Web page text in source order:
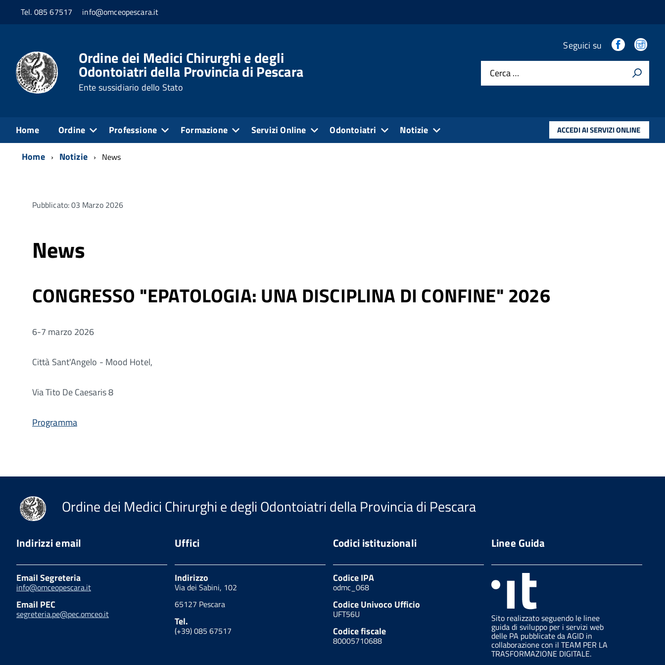
Tel. 085 67517 info@omceopescara.it
Ordine dei Medici Chirurghi e degli
Odontoiatri della Provincia di Pescara
Ente sussidiario dello Stato
Seguici su
Cerca …
Home Ordine Professione Formazione Servizi Online Odontoiatri Notizie ACCEDI AI SERVIZI ONLINE
Home Notizie News
Pubblicato: 03 Marzo 2026
News
CONGRESSO "EPATOLOGIA: UNA DISCIPLINA DI CONFINE" 2026
6-7 marzo 2026
Città Sant'Angelo - Mood Hotel,
Via Tito De Caesaris 8
Programma
Ordine dei Medici Chirurghi e degli Odontoiatri della Provincia di Pescara
Indirizzi email
Email Segreteria
info@omceopescara.it
Email PEC
segreteria.pe@pec.omceo.it
Uffici
Indirizzo
Via dei Sabini, 102
65127 Pescara
Tel.
(+39) 085 67517
Codici istituzionali
Codice IPA
odmc_068
Codice Univoco Ufficio
UFT56U
Codice fiscale
80005710688
Linee Guida
Sito realizzato seguendo le linee
guida di sviluppo per i servizi web
delle PA pubblicate da AGID in
collaborazione con il TEAM PER LA
TRASFORMAZIONE DIGITALE.